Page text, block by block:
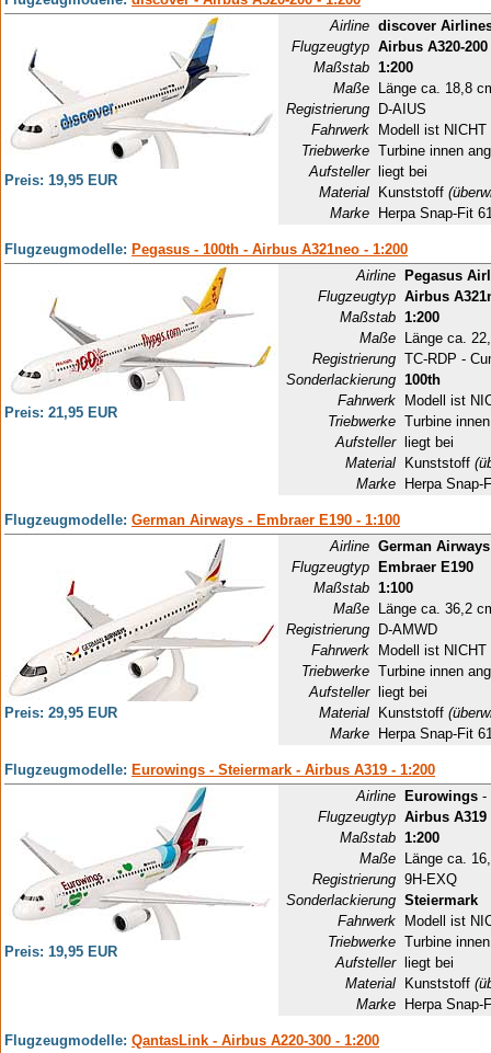
Preis: 19,95 EUR
Airline discover
Flugzeugtyp Airbus A320-200
Maßstab 1:200
Maße
Länge ca. 18,8
Registrierung
D-AIUS
Fahrwerk
Modell ist
Triebwerke Turbine innen
Aufsteller
liegt bei
Material
Kunststoff
Marke
Herpa Snap-Fit
Flugzeugmodelle: Pegasus - 100th - Airbus A321neo - 1:200
Preis: 21,95 EUR
Airline
Pegasus
Flugzeugtyp Airbus
Maßstab 1:200
Maße
Länge ca.
Registrierung TC-RDP -
Sonderlackierung 100th
Fahrwerk
Modell ist
Triebwerke Turbine
Aufsteller
liegt bei
Material
Kunststoff
Marke
Herpa Snap-
Flugzeugmodelle: German Airways - Embraer E190 - 1:100
Preis: 29,95 EUR
Airline German Airways
Flugzeugtyp
Embraer E190
Maßstab 1:100
Maße
Länge ca. 36,2
Registrierung
D-AMWD
Fahrwerk
Modell ist
Triebwerke Turbine innen
Aufsteller
liegt bei
Material
Kunststoff
Marke
Herpa Snap-Fit
Flugzeugmodelle: Eurowings - Steiermark - Airbus A319 - 1:200
Preis: 19,95 EUR
Airline Eurowings -
Flugzeugtyp Airbus A319
Maßstab 1:200
Maße
Länge ca.
Registrierung 9H-EXQ
Sonderlackierung Steiermark
Fahrwerk
Modell ist
Triebwerke Turbine
Aufsteller
liegt bei
Material
Kunststoff
Marke
Herpa Snap-
Flugzeugmodelle: QantasLink - Airbus A220-300 - 1:200